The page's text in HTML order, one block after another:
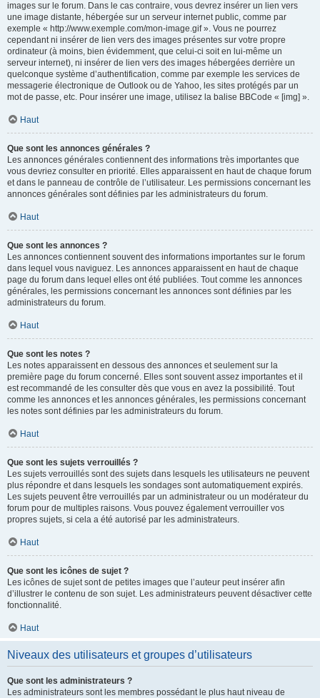
images sur le forum. Dans le cas contraire, vous devrez insérer un lien vers
une image distante, hébergée sur un serveur internet public, comme par
exemple « http://www.exemple.com/mon-image.gif ». Vous ne pourrez
cependant ni insérer de lien vers des images présentes sur votre propre
ordinateur (à moins, bien évidemment, que celui-ci soit en lui-même un
serveur internet), ni insérer de lien vers des images hébergées derrière un
quelconque système d’authentification, comme par exemple les services de
messagerie électronique de Outlook ou de Yahoo, les sites protégés par un
mot de passe, etc. Pour insérer une image, utilisez la balise BBCode « [img] ».
Haut
Que sont les annonces générales ?
Les annonces générales contiennent des informations très importantes que
vous devriez consulter en priorité. Elles apparaissent en haut de chaque forum
et dans le panneau de contrôle de l’utilisateur. Les permissions concernant les
annonces générales sont définies par les administrateurs du forum.
Haut
Que sont les annonces ?
Les annonces contiennent souvent des informations importantes sur le forum
dans lequel vous naviguez. Les annonces apparaissent en haut de chaque
page du forum dans lequel elles ont été publiées. Tout comme les annonces
générales, les permissions concernant les annonces sont définies par les
administrateurs du forum.
Haut
Que sont les notes ?
Les notes apparaissent en dessous des annonces et seulement sur la
première page du forum concerné. Elles sont souvent assez importantes et il
est recommandé de les consulter dès que vous en avez la possibilité. Tout
comme les annonces et les annonces générales, les permissions concernant
les notes sont définies par les administrateurs du forum.
Haut
Que sont les sujets verrouillés ?
Les sujets verrouillés sont des sujets dans lesquels les utilisateurs ne peuvent
plus répondre et dans lesquels les sondages sont automatiquement expirés.
Les sujets peuvent être verrouillés par un administrateur ou un modérateur du
forum pour de multiples raisons. Vous pouvez également verrouiller vos
propres sujets, si cela a été autorisé par les administrateurs.
Haut
Que sont les icônes de sujet ?
Les icônes de sujet sont de petites images que l’auteur peut insérer afin
d’illustrer le contenu de son sujet. Les administrateurs peuvent désactiver cette
fonctionnalité.
Haut
Niveaux des utilisateurs et groupes d’utilisateurs
Que sont les administrateurs ?
Les administrateurs sont les membres possédant le plus haut niveau de